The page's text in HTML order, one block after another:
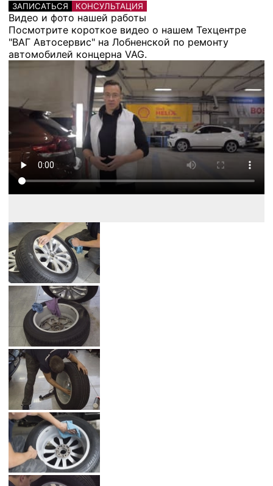
ЗАПИСАТЬСЯ КОНСУЛЬТАЦИЯ
Видео и фото нашей работы
Посмотрите короткое видео о нашем Техцентре
"ВАГ Автосервис" на Лобненской по ремонту
автомобилей концерна VAG.